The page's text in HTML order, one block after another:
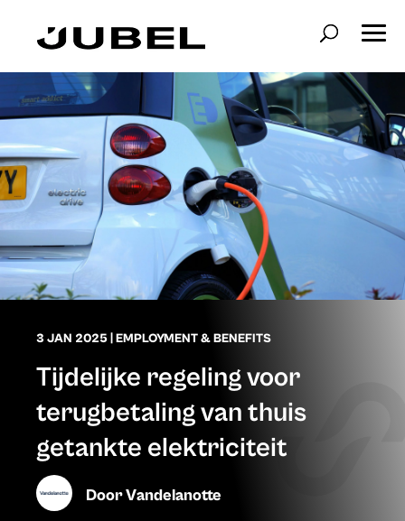
3 JAN 2025 EMPLOYMENT & BENEFITS
Tijdelijke regeling voor
terugbetaling van thuis
getankte elektriciteit
DoorVandelanotte